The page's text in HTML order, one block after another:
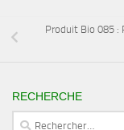
Produit Bio 085 :
RECHERCHE
Rechercher :